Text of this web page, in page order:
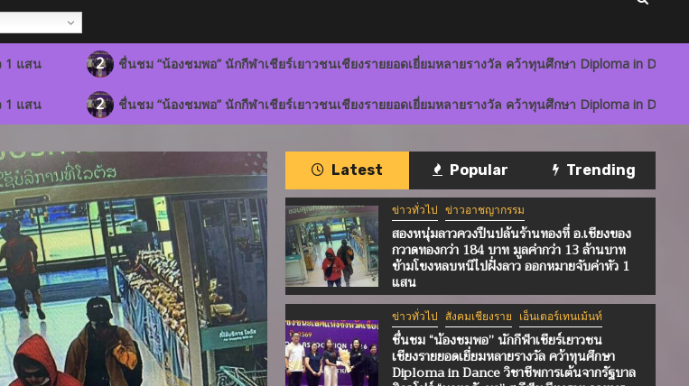
ชื่นชม “น้องชมพอ” นักกีฬาเชียร์เยาวชนเชียงรายยอดเยี่ยมหลายรางวัล คว้าทุนศึกษา Diploma in Dance วิชาชีพการเต้นจา
ชื่นชม “น้องชมพอ” นักกีฬาเชียร์เยาวชนเชียงรายยอดเยี่ยมหลายรางวัล คว้าทุนศึกษา Diploma in Dance วิชาชีพการเต้นจา
Latest Popular Trending
ข่าวทั่วไป ข่าวอาชญากรรม
สองหนุ่มลาวควงปืนปล้นร้านทองที่ อ.เชียงของ
กวาดทองกว่า 184 บาท มูลค่ากว่า 13 ล้านบาท
ข้ามโขงหลบหนีไปฝั่งลาว ออกหมายจับค่าหัว 1
แสน
ข่าวทั่วไป สังคมเชียงราย เอ็นเตอร์เทนเม้นท์
ชื่นชม “น้องชมพอ” นักกีฬาเชียร์เยาวชน
เชียงรายยอดเยี่ยมหลายรางวัล คว้าทุนศึกษา
Diploma in Dance วิชาชีพการเต้นจากรัฐบาล